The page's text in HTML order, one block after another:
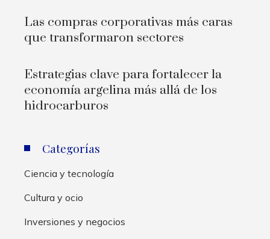
Las compras corporativas más caras
que transformaron sectores
Estrategias clave para fortalecer la
economía argelina más allá de los
hidrocarburos
Categorías
Ciencia y tecnología
Cultura y ocio
Inversiones y negocios